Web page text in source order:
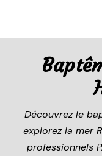
Découvrez le
explorez la mer
professionnels